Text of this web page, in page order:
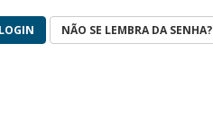
NÃO SE LEMBRA DA SENHA?